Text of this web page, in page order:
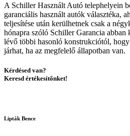
A Schiller Használt Autó telephelyein
garanciális használt autók választéka,
teljesítése után kerülhetnek csak a
hónapra szóló Schiller Garancia
lévő többi hasonló konstrukciótól,
járhat, ha az megfelelő állapotban van.
Kérdésed van?
Keresd értékesítőnket!
Lipták Bence